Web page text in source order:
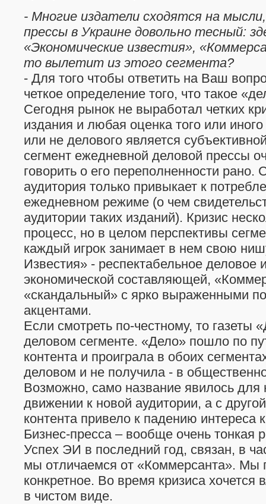
- Многие издатели сходятся на
прессы в Украине довольно тесный:
«Экономические известия»,
то вылетит из этого сегмента?
- Для того чтобы ответить на Ваш
четкое определение того, что такое
Сегодня рынок не выработал четких
издания и любая оценка того или
или не делового является
сегмент ежедневной деловой прессы
говорить о его переполненности рано.
аудитория только привыкает к
ежедневном режиме (о чем
аудитории таких изданий). Кризис
процесс, но в целом перспективы
каждый игрок занимает в нем свою
Известия» - респектабельное деловое
экономической составляющей,
«скандальный» с ярко выраженными
акцентами.
Если смотреть по-честному, то газеты
деловом сегменте. «Дело» пошло по
контента и проиграла в обоих
деловом и не получила - в
Возможно, само название явилось для
движении к новой аудитории, а с
контента привело к падению интереса
Бизнес-пресса – вообще очень тонкая
Успех ЭИ в последний год, связан, в
мы отличаемся от «Коммерсанта». Мы
конкретное. Во время кризиса
в чистом виде.